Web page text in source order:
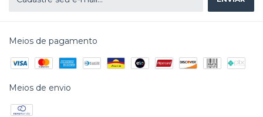
Meios de pagamento
Meios de envio